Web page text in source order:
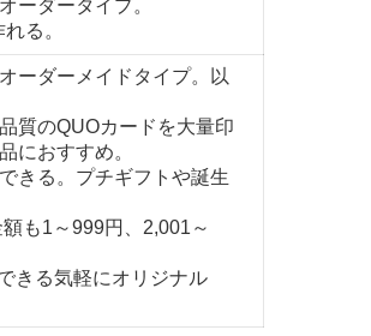
ーダータイプ。
る。
ーダーメイドタイプ。以
質のQUOカードを大量印
におすすめ。
きる。プチギフトや誕生
も1～999円、2,001～
きる気軽にオリジナル